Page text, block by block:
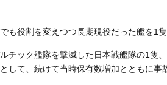
も役割を変えつつ長期現役だった艦を1隻
チック艦隊を撃滅した日本戦艦隊の1隻
して、続けて当時保有数増加とともに事